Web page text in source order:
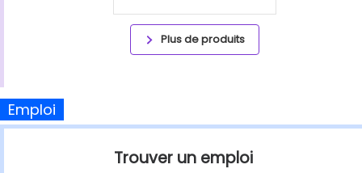
Plus de produits
Emploi
Trouver un emploi